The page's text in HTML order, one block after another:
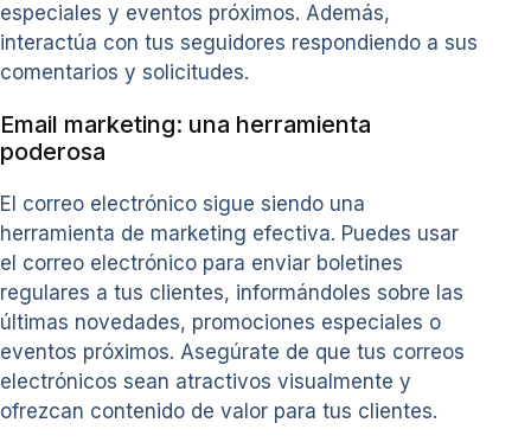
especiales y eventos próximos. Además,
interactúa con tus seguidores respondiendo a sus
comentarios y solicitudes.
Email marketing: una herramienta
poderosa
El correo electrónico sigue siendo una
herramienta de marketing efectiva. Puedes usar
el correo electrónico para enviar boletines
regulares a tus clientes, informándoles sobre las
últimas novedades, promociones especiales o
eventos próximos. Asegúrate de que tus correos
electrónicos sean atractivos visualmente y
ofrezcan contenido de valor para tus clientes.